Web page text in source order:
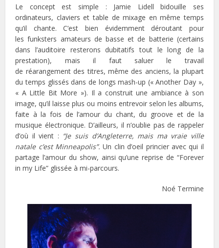
Le concept est simple : Jamie Lidell bidouille ses
ordinateurs, claviers et table de mixage en même temps
qu’il chante. C’est bien évidemment déroutant pour
les funksters amateurs de basse et de batterie (certains
dans l’auditoire resterons dubitatifs tout le long de la
prestation), mais il faut saluer le travail
de réarangement des titres, même des anciens, la plupart
du temps glissés dans de longs mash-up (« Another Day »,
« A Little Bit More »). Il a construit une ambiance à son
image, qu’il laisse plus ou moins entrevoir selon les albums,
faite à la fois de l’amour du chant, du groove et de la
musique électronique. D’ailleurs, il n’oublie pas de rappeler
d’où il vient : “Je suis d’Angleterre, mais ma vraie ville
natale c’est Minneapolis”. Un clin d’oeil princier avec qui il
partage l’amour du show, ainsi qu’une reprise de “Forever
in my Life” glissée à mi-parcours.
Noé Termine